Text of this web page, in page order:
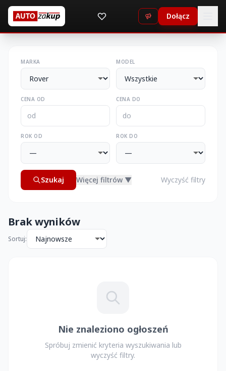
Dołącz
MARKA MODEL
CENA OD CENA DO
ROK OD ROK DO
Szukaj Więcej filtrów ▼ Wyczyść filtry
Brak wyników
Sortuj:
Nie znaleziono ogłoszeń
Spróbuj zmienić kryteria wyszukiwania lub
wyczyść filtry.